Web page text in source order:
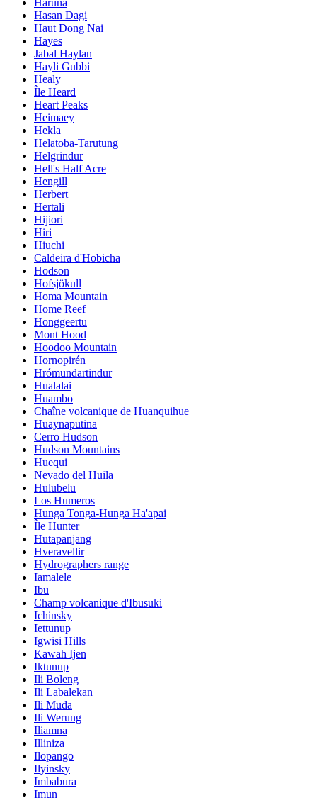
Hasan Dagi
Haut Dong Nai
Hayes
Jabal Haylan
Hayli Gubbi
Healy
Île Heard
Heart Peaks
Heimaey
Hekla
Helatoba-Tarutung
Helgrindur
Hell's Half Acre
Hengill
Herbert
Hertali
Hijiori
Hiri
Hiuchi
Caldeira d'Hobicha
Hodson
Hofsjökull
Homa Mountain
Home Reef
Honggeertu
Mont Hood
Hoodoo Mountain
Hornopirén
Hrómundartindur
Hualalai
Huambo
Chaîne volcanique de Huanquihue
Huaynaputina
Cerro Hudson
Hudson Mountains
Huequi
Nevado del Huila
Hulubelu
Los Humeros
Hunga Tonga-Hunga Ha'apai
Île Hunter
Hutapanjang
Hveravellir
Hydrographers range
Iamalele
Ibu
Champ volcanique d'Ibusuki
Ichinsky
Iettunup
Igwisi Hills
Kawah Ijen
Iktunup
Ili Boleng
Ili Labalekan
Ili Muda
Ili Werung
Iliamna
Illiniza
Ilopango
Ilyinsky
Imbabura
Imun